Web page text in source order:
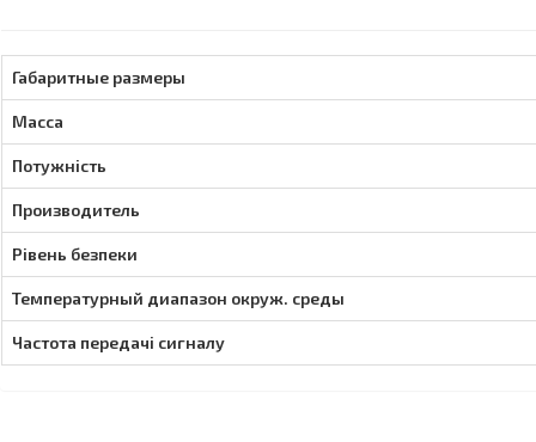
Габаритные размеры
Масса
Потужність
Производитель
Рівень безпеки
Температурный диапазон окруж. среды
Частота передачі сигналу